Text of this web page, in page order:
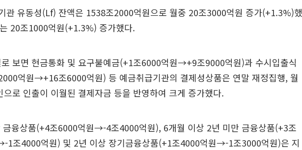
관 유동성(Lf) 잔액은 1538조2000억원으로 월중 20조3000억원 증가(+1.3%)했
20조1000억원(+1.3%) 증가했다.
보면 현금통화 및 요구불예금(+1조6000억원→+9조9000억원)과 수시입출식
억원→+16조6000억원) 등 예금취급기관의 결제성상품은 연말 재정집행, 월
으로 인출이 이월된 결제자금 등을 반영하여 크게 증가했다.
금융상품(+4조6000억원→-4조4000억원), 6개월 이상 2년 미만 금융상품(+3조
1조4000억원) 및 2년 이상 장기금융상품(+1조4000억원→-1조3000억원)은 지